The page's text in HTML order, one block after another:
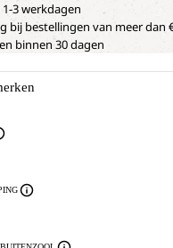
3 werkdagen
bij bestellingen van meer dan
binnen 30 dagen